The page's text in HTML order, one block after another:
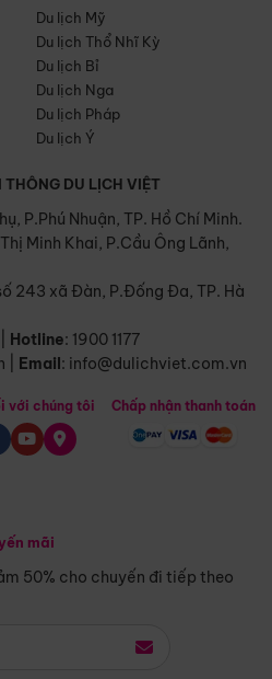
Du lịch Mỹ
Du lịch Thổ Nhĩ Kỳ
Du lịch Bỉ
Du lịch Nga
Du lịch Pháp
Du lịch Ý
THÔNG DU LỊCH VIỆT
P.Phú Nhuận, TP. Hồ Chí Minh.
Minh Khai, P.Cầu Ông Lãnh,
243 xã Đàn, P.Đống Đa, TP. Hà
Hotline: 1900 1177
Email: info@dulichviet.com.vn
mãi
50% cho chuyến đi tiếp theo
với chúng tôi Chấp nhận thanh toán